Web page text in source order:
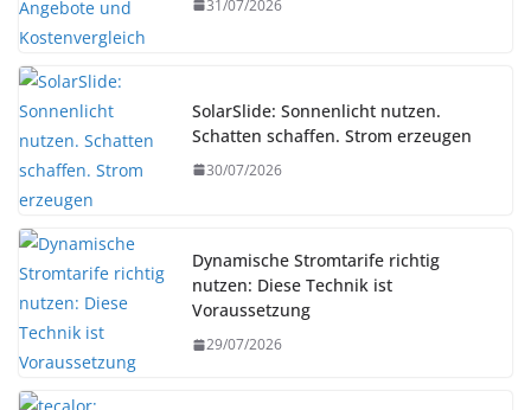
31/07/2026
SolarSlide: Sonnenlicht nutzen.
Schatten schaffen. Strom erzeugen
30/07/2026
Dynamische Stromtarife richtig
nutzen: Diese Technik ist
Voraussetzung
29/07/2026